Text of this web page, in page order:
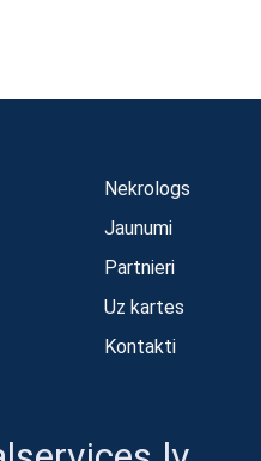
Nekrologs
Jaunumi
Partnieri
Uz kartes
Kontakti